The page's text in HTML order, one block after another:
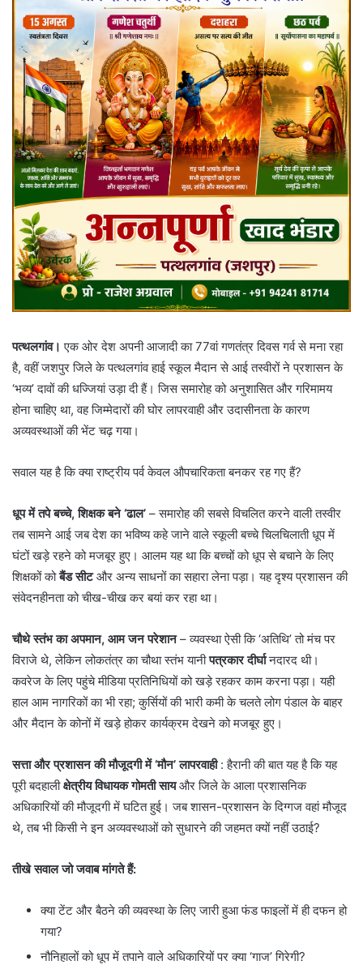
पत्थलगांव। एक ओर देश अपनी आजादी का 77वां गणतंत्र दिवस गर्व से मना रहा
है, वहीं जशपुर जिले के पत्थलगांव हाई स्कूल मैदान से आई तस्वीरों ने प्रशासन के
‘भव्य’ दावों की धज्जियां उड़ा दी हैं। जिस समारोह को अनुशासित और गरिमामय
होना चाहिए था, वह जिम्मेदारों की घोर लापरवाही और उदासीनता के कारण
अव्यवस्थाओं की भेंट चढ़ गया।
​सवाल यह है कि क्या राष्ट्रीय पर्व केवल औपचारिकता बनकर रह गए हैं?
धूप में तपे बच्चे, शिक्षक बने ‘ढाल’ – ​समारोह की सबसे विचलित करने वाली तस्वीर
तब सामने आई जब देश का भविष्य कहे जाने वाले स्कूली बच्चे चिलचिलाती धूप में
घंटों खड़े रहने को मजबूर हुए। आलम यह था कि बच्चों को धूप से बचाने के लिए
शिक्षकों कोबैंड सीटऔर अन्य साधनों का सहारा लेना पड़ा। यह दृश्य प्रशासन की
संवेदनहीनता को चीख-चीख कर बयां कर रहा था।
चौथे स्तंभ का अपमान, आम जन परेशान– ​व्यवस्था ऐसी कि ‘अतिथि’ तो मंच पर
विराजे थे, लेकिन लोकतंत्र का चौथा स्तंभ यानीपत्रकार दीर्घानदारद थी।
कवरेज के लिए पहुंचे मीडिया प्रतिनिधियों को खड़े रहकर काम करना पड़ा। यही
हाल आम नागरिकों का भी रहा; कुर्सियों की भारी कमी के चलते लोग पंडाल के बाहर
और मैदान के कोनों में खड़े होकर कार्यक्रम देखने को मजबूर हुए।
सत्ता और प्रशासन की मौजूदगी में ‘मौन’ लापरवाही: हैरानी की बात यह है कि यह
पूरी बदहालीक्षेत्रीय विधायक गोमती सायऔर जिले के आला प्रशासनिक
अधिकारियों की मौजूदगी में घटित हुई। जब शासन-प्रशासन के दिग्गज वहां मौजूद
थे, तब भी किसी ने इन अव्यवस्थाओं को सुधारने की जहमत क्यों नहीं उठाई?
तीखे सवाल जो जवाब मांगते हैं:
​क्या टेंट और बैठने की व्यवस्था के लिए जारी हुआ फंड फाइलों में ही दफन हो
गया?
​नौनिहालों को धूप में तपाने वाले अधिकारियों पर क्या ‘गाज’ गिरेगी?